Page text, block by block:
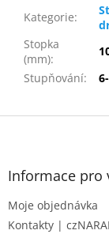
Kategorie:
Stopka
(mm):
Stupňování:
Z
Informace pro
Moje objednávka
Kontakty |